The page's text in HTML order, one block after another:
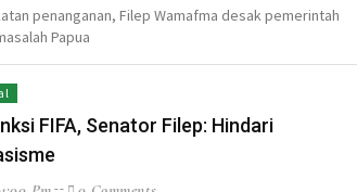
penanganan, Filep Wamafma desak pemerintah
Papua
FIFA, Senator Filep: Hindari